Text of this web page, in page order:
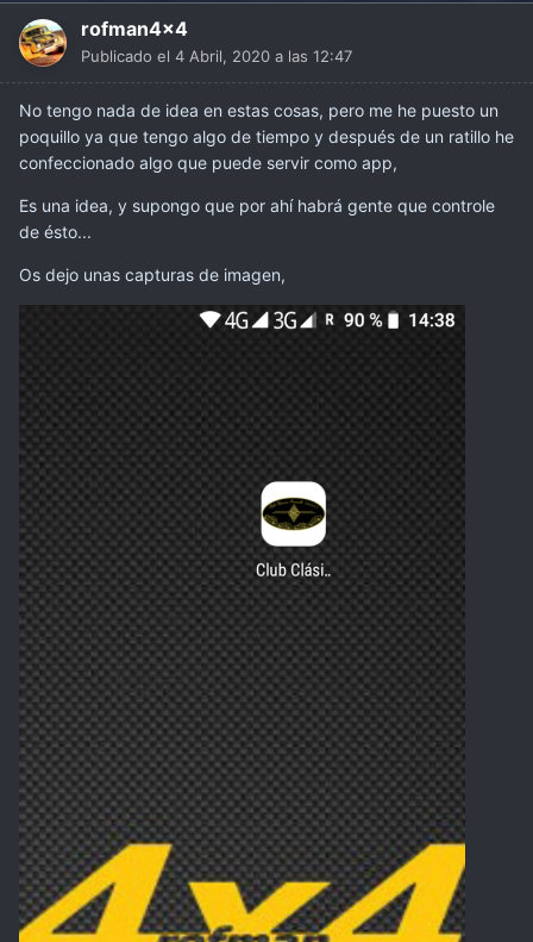
rofman4x4
Publicado el 4 Abril, 2020 a las 12:47
No tengo nada de idea en estas cosas, pero me he puesto un
poquillo ya que tengo algo de tiempo y después de un ratillo he
confeccionado algo que puede servir como app,
Es una idea, y supongo que por ahí habrá gente que controle
de ésto...
Os dejo unas capturas de imagen,